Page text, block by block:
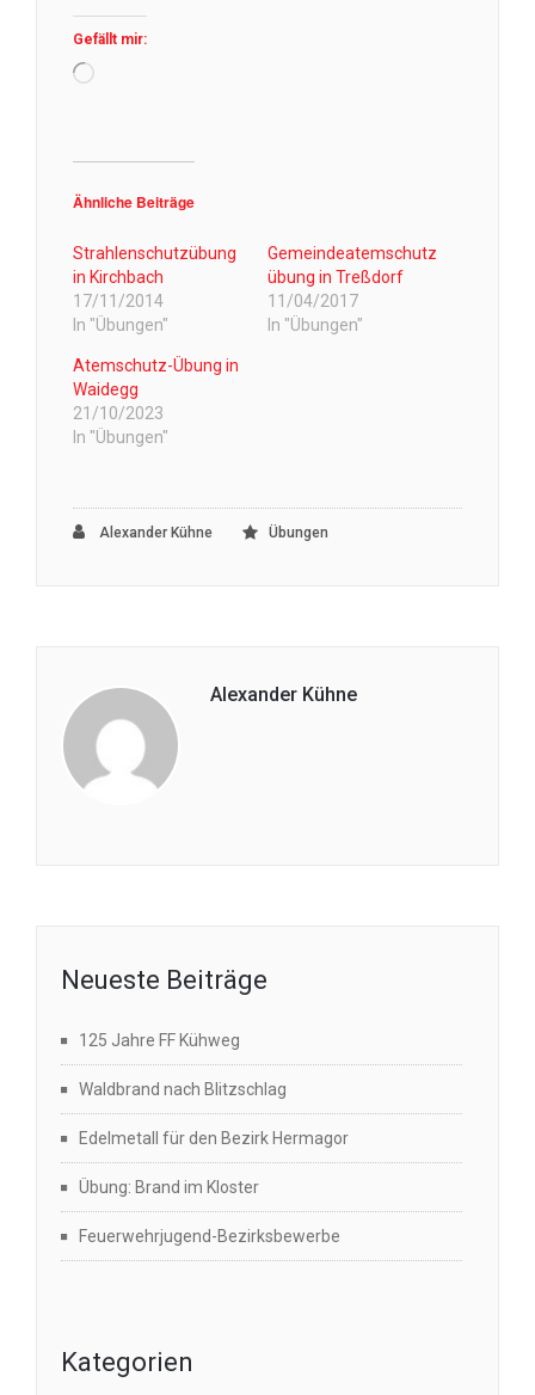
Gefällt mir:
Wird
Ähnliche Beiträge
Strahlenschutzübung
in Kirchbach
17/11/2014
In "Übungen"
Gemeindeatemschutz
übung in Treßdorf
11/04/2017
In "Übungen"
Atemschutz-Übung in
Waidegg
21/10/2023
In "Übungen"
Alexander Kühne Übungen
Alexander Kühne
Neueste Beiträge
125 Jahre FF Kühweg
Waldbrand nach Blitzschlag
Edelmetall für den Bezirk Hermagor
Übung: Brand im Kloster
Feuerwehrjugend-Bezirksbewerbe
Kategorien